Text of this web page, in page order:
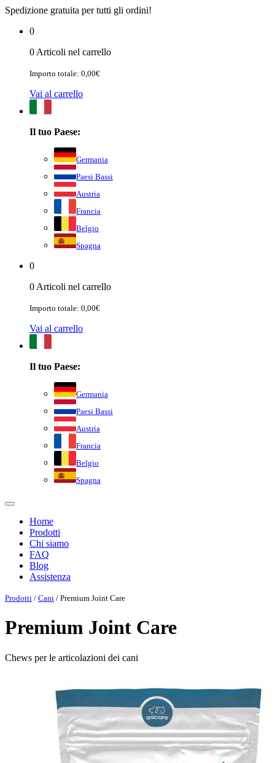
Spedizione gratuita per tutti gli ordini!
0
0 Articoli nel carrello
Importo totale: 0,00€
Vai al carrello
Il tuo Paese:
Germania
Paesi Bassi
Austria
Francia
Belgio
Spagna
0
0 Articoli nel carrello
Importo totale: 0,00€
Vai al carrello
Il tuo Paese:
Germania
Paesi Bassi
Austria
Francia
Belgio
Spagna
Home
Prodotti
Chi siamo
FAQ
Blog
Assistenza
Prodotti / Cani / Premium Joint Care
Premium Joint Care
Chews per le articolazioni dei cani